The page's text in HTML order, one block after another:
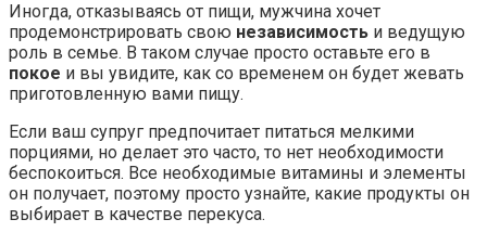
Иногда, отказываясь от пищи, мужчина хочет
продемонстрировать свою независимость и ведущую
роль в семье. В таком случае просто оставьте его в
покое и вы увидите, как со временем он будет жевать
приготовленную вами пищу.
Если ваш супруг предпочитает питаться мелкими
порциями, но делает это часто, то нет необходимости
беспокоиться. Все необходимые витамины и элементы
он получает, поэтому просто узнайте, какие продукты он
выбирает в качестве перекуса.